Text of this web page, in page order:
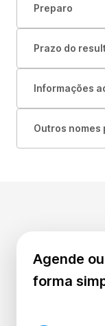
Preparo
Prazo do
Informações
Outros nomes
Agende
forma